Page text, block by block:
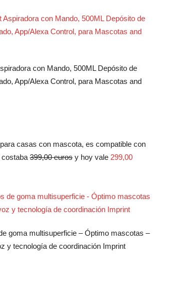
con Mando, 500ML Depósito de
App/Alexa Control, para Mascotas and
casas con mascota, es compatible con
399,00 euros y hoy vale 299,00
goma multisuperficie – Óptimo mascotas –
y tecnología de coordinación Imprint